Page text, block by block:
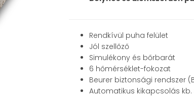
Rendkívül puha felület
Jól szellőző
Simulékony és bőrbarát
6 hőmérséklet-fokozat
Beurer biztonsági rendszer
Automatikus kikapcsolás